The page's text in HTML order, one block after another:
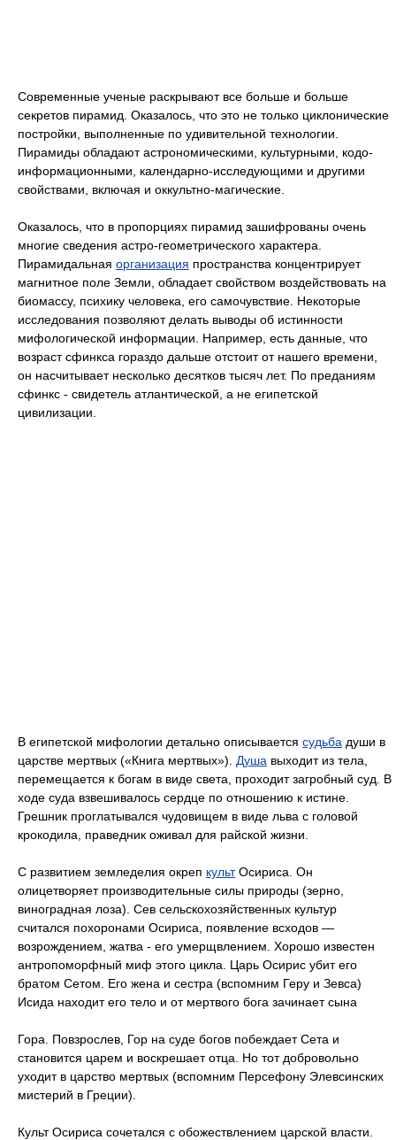
Современные ученые раскрывают все больше и больше
секретов пирамид. Оказалось, что это не только циклонические
постройки, выполненные по удивительной технологии.
Пирамиды обладают астрономическими, культурными, кодо-
информационными, календарно-исследующими и другими
свойствами, включая и оккультно-магические.
Оказалось, что в пропорциях пирамид зашифрованы очень
многие сведения астро-геометрического характера.
Пирамидальная организация пространства концентрирует
магнитное поле Земли, обладает свойством воздействовать на
биомассу, психику человека, его самочувствие. Некоторые
исследования позволяют делать выводы об истинности
мифологической информации. Например, есть данные, что
возраст сфинкса гораздо дальше отстоит от нашего времени,
он насчитывает несколько десятков тысяч лет. По преданиям
сфинкс - свидетель атлантической, а не египетской
цивилизации.
В египетской мифологии детально описывается судьба души в
царстве мертвых («Книга мертвых»). Душа выходит из тела,
перемещается к богам в виде света, проходит загробный суд. В
ходе суда взвешивалось сердце по отношению к истине.
Грешник проглатывался чудовищем в виде льва с головой
крокодила, праведник оживал для райской жизни.
С развитием земледелия окреп культОсириса. Он
олицетворяет производительные силы природы (зерно,
виноградная лоза). Сев сельскохозяйственных культур
считался похоронами Осириса, появление всходов —
возрождением, жатва - его умерщвлением. Хорошо известен
антропоморфный миф этого цикла. Царь Осирис убит его
братом Сетом. Его жена и сестра (вспомним Геру и Зевса)
Исида находит его тело и от мертвого бога зачинает сына
Гора. Повзрослев, Гор на суде богов побеждает Сета и
становится царем и воскрешает отца. Но тот добровольно
уходит в царство мертвых (вспомним Персефону Элевсинских
мистерий в Греции).
Культ Осириса сочетался с обожествлением царской власти.